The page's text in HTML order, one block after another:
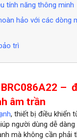
tính năng thông minh
hảo với các dòng
trì
–
âm trần
, thiết bị điều khiển
người dùng dễ
mà không cần phải